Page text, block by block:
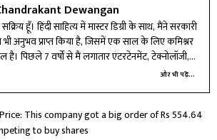
Dewangan
हूँ। हिंदी साहित्य में मास्टर डिग्री के साथ, मैंने सरकारी
अनुभव प्राप्त किया है, जिसमें एक साल के लिए कमिश्नर
है। पिछले 7 वर्षों से मैं लगातार एंटरटेनमेंट, टेक्नोलॉजी,
और भी पढ़ें...
This company got a big order of Rs 554.64
to buy shares